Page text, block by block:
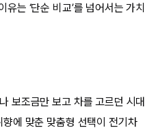
는 ‘단순 비교’를 넘어서는 가치
보조금만 보고 차를 고르던 시대
에 맞춘 맞춤형 선택이 전기차